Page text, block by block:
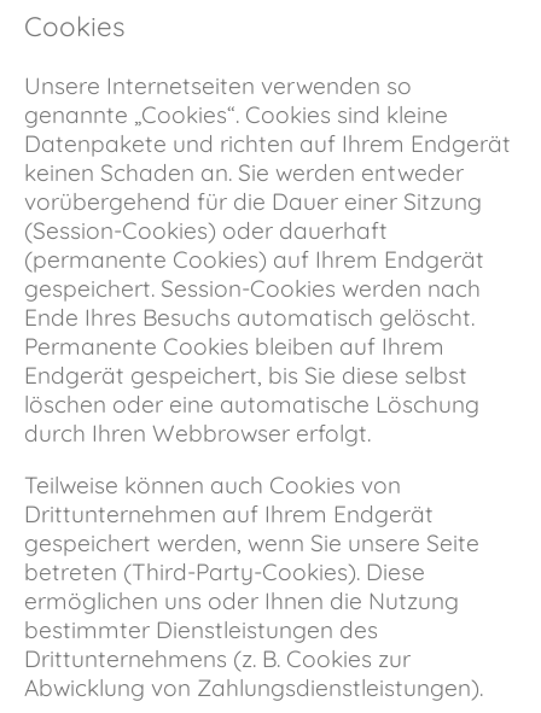
Cookies
Unsere Internetseiten verwenden so
genannte „Cookies“. Cookies sind kleine
Datenpakete und richten auf Ihrem Endgerät
keinen Schaden an. Sie werden entweder
vorübergehend für die Dauer einer Sitzung
(Session-Cookies) oder dauerhaft
(permanente Cookies) auf Ihrem Endgerät
gespeichert. Session-Cookies werden nach
Ende Ihres Besuchs automatisch gelöscht.
Permanente Cookies bleiben auf Ihrem
Endgerät gespeichert, bis Sie diese selbst
löschen oder eine automatische Löschung
durch Ihren Webbrowser erfolgt.
Teilweise können auch Cookies von
Drittunternehmen auf Ihrem Endgerät
gespeichert werden, wenn Sie unsere Seite
betreten (Third-Party-Cookies). Diese
ermöglichen uns oder Ihnen die Nutzung
bestimmter Dienstleistungen des
Drittunternehmens (z. B. Cookies zur
Abwicklung von Zahlungsdienstleistungen).